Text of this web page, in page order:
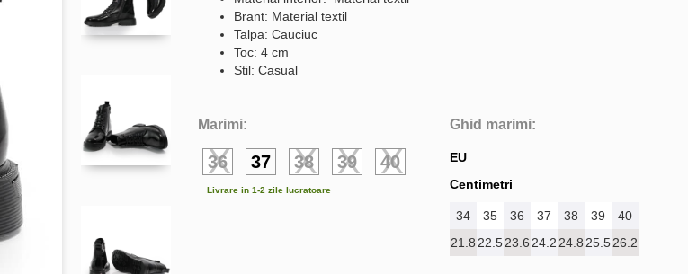
Brant: Material textil
Talpa: Cauciuc
Toc: 4 cm
Stil: Casual
Marimi:
36 37 38 39 40
Livrare in 1-2 zile lucratoare
Ghid marimi:
EU
Centimetri
34 35 36 37 38 39
40
21.8 22.523.6 24.2 24.8 25.526.2